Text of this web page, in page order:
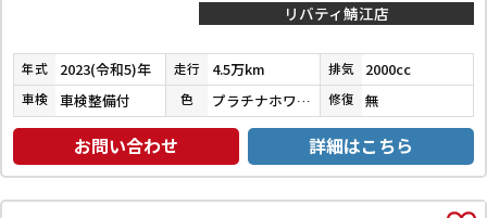
リバティ鯖江店
年式 2023(令和5)年 走行 4.5万km 排気 2000cc
車検 車検整備付 色 プラチナホワイトパールマイカ 修復 無
お問い合わせ 詳細はこちら